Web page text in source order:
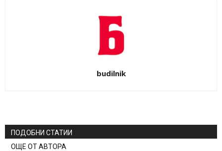
budilnik
ПОДОБНИ СТАТИИ
ОЩЕ ОТ АВТОРА